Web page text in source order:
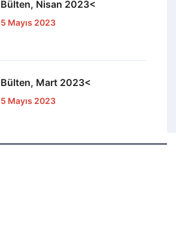
Bülten, Nisan 2023<
5 Mayıs 2023
Bülten, Mart 2023<
5 Mayıs 2023